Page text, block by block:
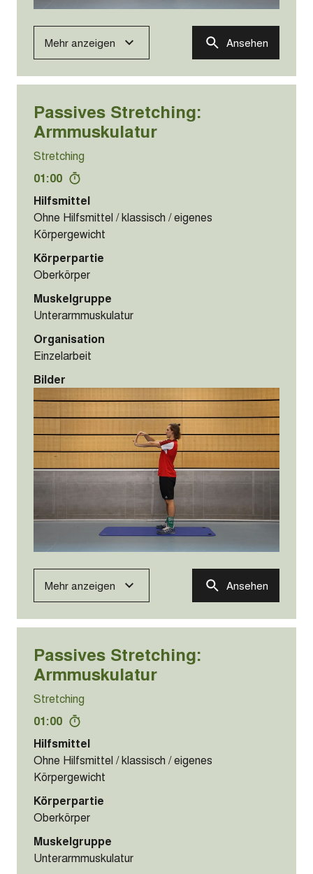
Mehr anzeigen Ansehen
Passives Stretching:
Armmuskulatur
Stretching
01:00
Hilfsmittel
Ohne Hilfsmittel / klassisch / eigenes
Körpergewicht
Körperpartie
Oberkörper
Muskelgruppe
Unterarmmuskulatur
Organisation
Einzelarbeit
Bilder
Mehr anzeigen Ansehen
Passives Stretching:
Armmuskulatur
Stretching
01:00
Hilfsmittel
Ohne Hilfsmittel / klassisch / eigenes
Körpergewicht
Körperpartie
Oberkörper
Muskelgruppe
Unterarmmuskulatur